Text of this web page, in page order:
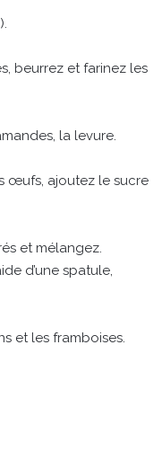
beurrez et farinez les
la levure.
œufs, ajoutez le sucre
et mélangez.
d’une spatule,
et les framboises.